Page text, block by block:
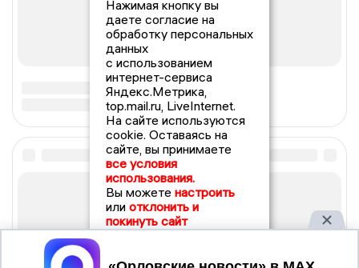
Нажимая кнопку вы
даете согласие на
обработку персональных
данных
с использованием
интернет-сервиса
Яндекс.Метрика,
top.mail.ru, LiveInternet.
На сайте используются
cookie. Оставаясь на
сайте, вы принимаете
все условия
использования.
Вы можете настроить
или отклонить и
покинуть сайт
Принять